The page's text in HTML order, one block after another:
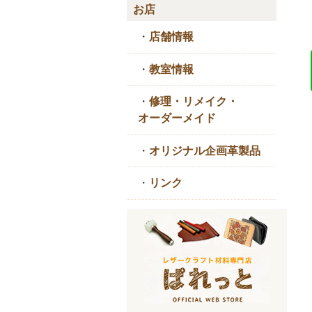
お店
・ 店舗情報
・ 教室情報
・ 修理・リメイク・
オーダーメイド
・ オリジナル企画革製品
・ リンク